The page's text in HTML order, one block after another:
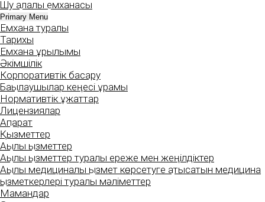
Skip
to
content
Шу қалалық емханасы
Primary Menu
Емхана туралы
Тарихы
Емхана құрылымы
Әкімшілік
Корпоративтік басқару
Бақылаушылар кеңесі құрамы
Нормативтік құжаттар
Лицензиялар
Ақпарат
Қызметтер
Ақылы қызметтер
Ақылы қызметтер туралы ереже мен жеңілдіктер
Ақылы медициналық қызмет көрсетуге қатысатын медицина
қызметкерлері туралы мәліметтер
Мамандар